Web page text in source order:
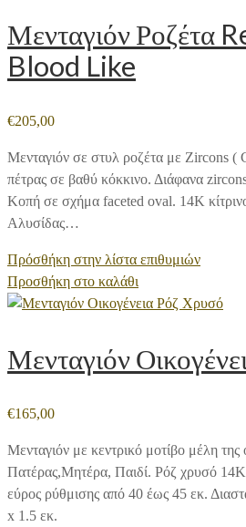
Μενταγιόν Ροζέτα
Blood Like
€205,00
Μενταγιόν σε στυλ ροζέτα με Zircons (
πέτρας σε βαθύ κόκκινο. Διάφανα
Κοπή σε σχήμα faceted oval. 14Κ
Αλυσίδας…
Πρόσθήκη στην λίστα επιθυμιών
Προσθήκη στο καλάθι
Μενταγιόν
€165,00
Μενταγιόν με κεντρικό μοτίβο μέλη της
Πατέρας,Μητέρα, Παιδί. Ρόζ χρυσό
εύρος ρύθμισης από 40 έως 45 εκ.
x 1.5 εκ.